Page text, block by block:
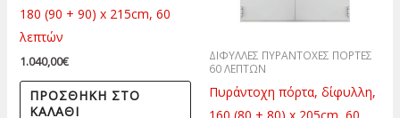
180 (90 + 90) x 215cm, 60
λεπτών
1.040,00€
ΠΡΟΣΘΉΚΗ ΣΤΟ
ΚΑΛΆΘΙ
ΔΙΦΥΛΛΕΣ ΠΥΡΑΝΤΟΧΕΣ ΠΟΡΤΕΣ
60 ΛΕΠΤΩΝ
Πυράντοχη πόρτα, δίφυλλη,